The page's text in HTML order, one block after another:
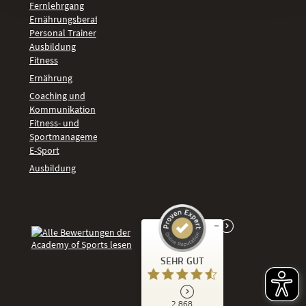
Fernlehrgang
Ernährungsberater
Personal Trainer
Ausbildung
Fitness
Ernährung
Coaching und
Kommunikation
Fitness- und
Sportmanagement
E-Sport
Ausbildung
SEHR GUT
2.868
Kundenbewertungen und Erfahrungen zu
Academy of Sports